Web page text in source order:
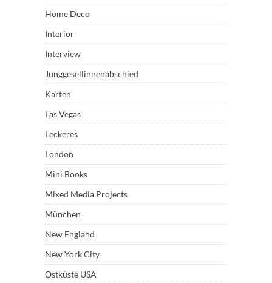
Home Deco
Interior
Interview
Junggesellinnenabschied
Karten
Las Vegas
Leckeres
London
Mini Books
Mixed Media Projects
München
New England
New York City
Ostküste USA